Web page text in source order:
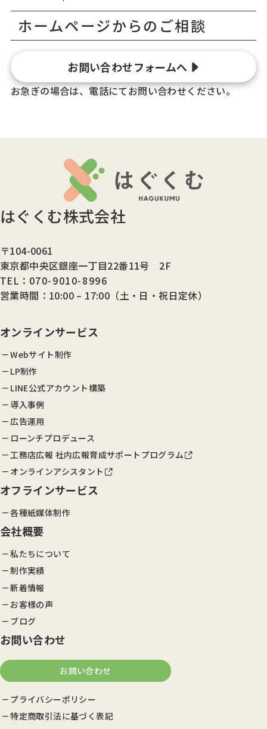
ホームページからのご相談
お問い合わせフォームへ
お急ぎの場合は、電話にてお問い合わせください。
はぐくむ株式会社
〒104-0061
東京都中央区銀座一丁目22番11号 2F
TEL： 070-9010-8996
営業時間：10:00 – 17:00（土・日・祝日定休）
オンラインサービス
Webサイト制作
LP制作
LINE公式アカウント構築
導入事例
広告運用
ローンチプロデュース
工務店広報 社内広報育成サポートプログラム
オンラインアシスタント
オフラインサービス
各種紙媒体制作
会社概要
私たちについて
制作実績
新着情報
お客様の声
ブログ
お問い合わせ
お問い合わせ
プライバシーポリシー
特定商取引法に基づく表記